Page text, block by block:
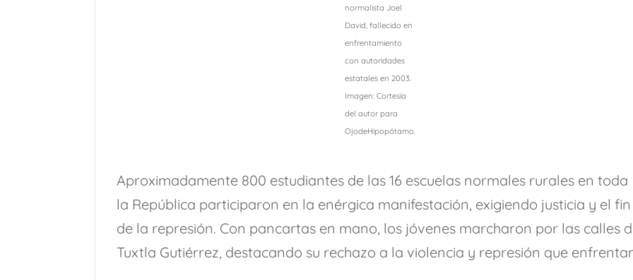
normalista Joel
David, fallecido en
enfrentamiento
con autoridades
estatales en 2003.
Imagen: Cortesía
del autor para
OjodeHipopótamo.
Aproximadamente 800 estudiantes de las 16 escuelas normales rurales en toda
la República participaron en la enérgica manifestación, exigiendo justicia y el fin
de la represión. Con pancartas en mano, los jóvenes marcharon por las calles
Tuxtla Gutiérrez, destacando su rechazo a la violencia y represión que